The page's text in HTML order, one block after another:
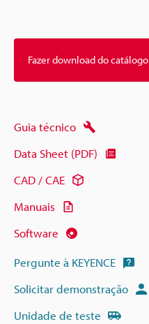
Fazer download do catálogo
Guia técnico
Data Sheet (PDF)
CAD / CAE
Manuais
Software
Pergunte à KEYENCE
Solicitar demonstração
Unidade de teste